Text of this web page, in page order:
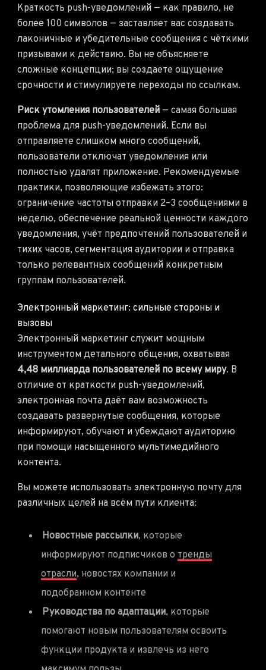
Краткость push-уведомлений — как правило, не
более 100 символов — заставляет вас создавать
лаконичные и убедительные сообщения с чёткими
призывами к действию. Вы не объясняете
сложные концепции; вы создаете ощущение
срочности и стимулируете переходы по ссылкам.
Риск утомления пользователей — самая большая
проблема для push-уведомлений. Если вы
отправляете слишком много сообщений,
пользователи отключат уведомления или
полностью удалят приложение. Рекомендуемые
практики, позволяющие избежать этого:
ограничение частоты отправки 2–3 сообщениями в
неделю, обеспечение реальной ценности каждого
уведомления, учёт предпочтений пользователей и
тихих часов, сегментация аудитории и отправка
только релевантных сообщений конкретным
группам пользователей.
Электронный маркетинг: сильные стороны и
вызовы
Электронный маркетинг служит мощным
инструментом детального общения, охватывая
4,48 миллиарда пользователей по всему миру. В
отличие от краткости push-уведомлений,
электронная почта даёт вам возможность
создавать развернутые сообщения, которые
информируют, обучают и убеждают аудиторию
при помощи насыщенного мультимедийного
контента.
Вы можете использовать электронную почту для
различных целей на всём пути клиента:
Новостные рассылки, которые
информируют подписчиков о тренды
отрасли, новостях компании и
подобранном контенте
Руководства по адаптации, которые
помогают новым пользователям освоить
функции продукта и извлечь из него